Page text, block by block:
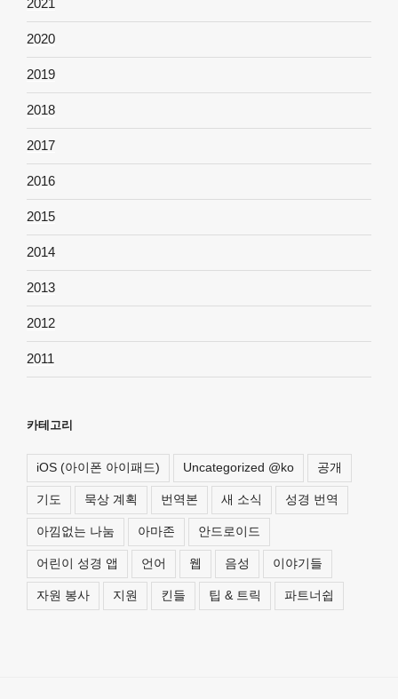
2021
2020
2019
2018
2017
2016
2015
2014
2013
2012
2011
카테고리
iOS (아이폰 아이패드) Uncategorized @ko 공개
기도 묵상 계획 번역본 새 소식 성경 번역
아낌없는 나눔 아마존 안드로이드
어린이 성경 앱 언어 웹 음성 이야기들
자원 봉사 지원 킨들 팁 & 트릭 파트너쉽